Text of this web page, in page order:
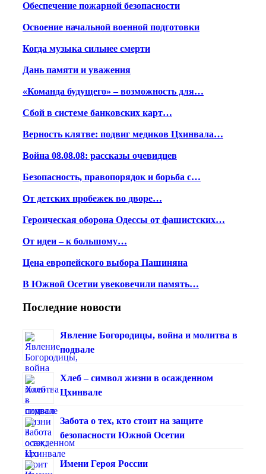
Обеспечение пожарной безопасности
Освоение начальной военной подготовки
Когда музыка сильнее смерти
Дань памяти и уважения
«Команда будущего» – возможность для…
Сбой в системе банковских карт…
Верность клятве: подвиг медиков Цхинвала…
Война 08.08.08: рассказы очевидцев
Безопасность, правопорядок и борьба с…
От детских пробежек во дворе…
Героическая оборона Одессы от фашистских…
От идеи – к большому…
Цена европейского выбора Пашиняна
В Южной Осетии увековечили память…
Последние новости
Явление Богородицы, война и молитва в
подвале
Хлеб – символ жизни в осажденном
Цхинвале
Забота о тех, кто стоит на защите
безопасности Южной Осетии
Имени Героя России